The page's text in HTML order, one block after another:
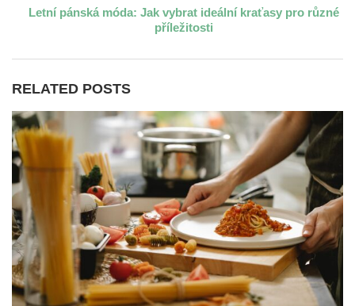
Letní pánská móda: Jak vybrat ideální kraťasy pro různé
příležitosti
RELATED POSTS